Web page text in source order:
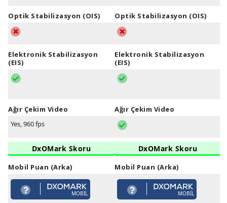
Optik Stabilizasyon (OIS)
Elektronik Stabilizasyon
(EIS)
Ağır Çekim Video
Yes, 960 fps
DxOMark Skoru
Mobil Puan (Arka)
MOBIL
Optik Stabilizasyon (OIS)
Elektronik Stabilizasyon
(EIS)
Ağır Çekim Video
DxOMark Skoru
Mobil Puan (Arka)
MOBIL